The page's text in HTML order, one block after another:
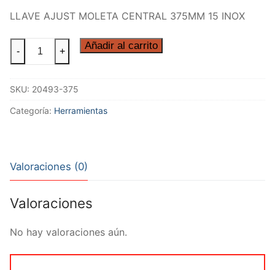
LLAVE AJUST MOLETA CENTRAL 375MM 15 INOX
LLAVE
AJUST
CENTRAL
375MM
- + Añadir al carrito
SKU: 20493-375
Categoría: Herramientas
Valoraciones (0)
Valoraciones
No hay valoraciones aún.